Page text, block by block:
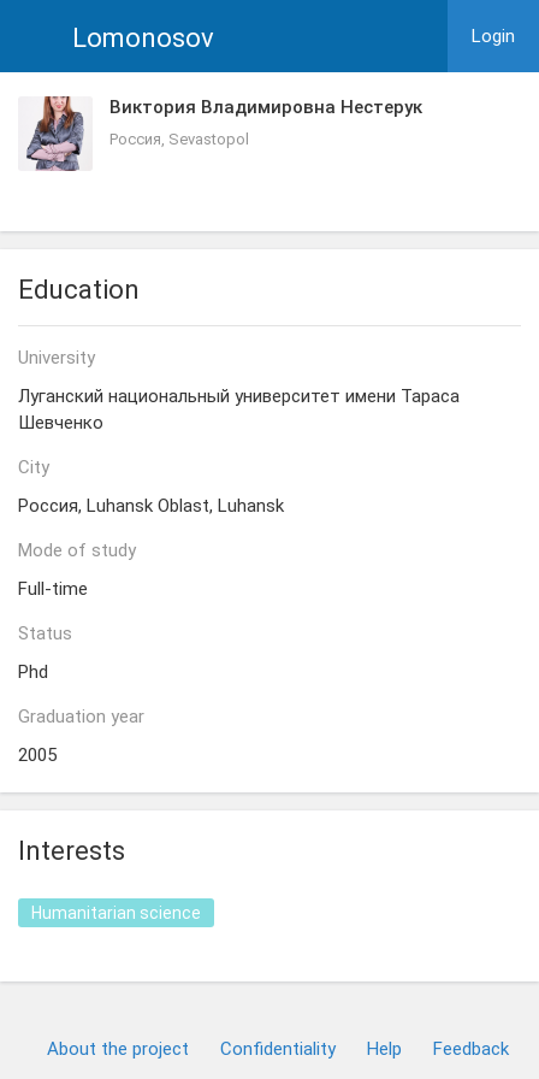
Lomonosov Login
Виктория Владимировна Нестерук
Россия, Sevastopol
Education
University
Луганский национальный университет имени Тараса
Шевченко
City
Россия, Luhansk Oblast, Luhansk
Mode of study
Full-time
Status
Phd
Graduation year
2005
Interests
Humanitarian science
About the project Confidentiality Help Feedback